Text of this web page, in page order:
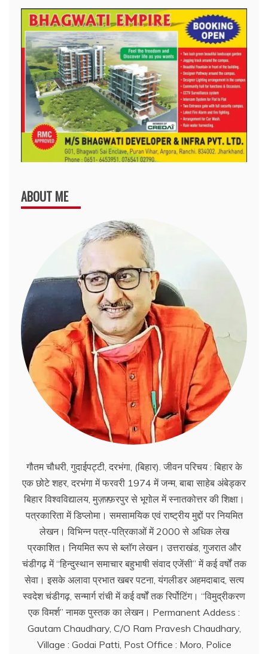
ABOUT ME
गौतम चौधरी, गुदाईपट्टी, दरभंगा, (बिहार). जीवन परिचय : बिहार के
एक छोटे शहर, दरभंगा में फरवरी 1974 में जन्म, बाबा साहेब अंबेड्कर
बिहार विश्वविद्यालय, मुज़फ़्फ़रपुर से भूगोल में स्नातकोत्तर की शिक्षा।
पत्रकारिता में डिप्लोमा। समसामयिक एवं राष्ट्रीय मुद्दों पर नियमित
लेखन। विभिन्न पत्र-पत्रिकाओं में 2000 से अधिक लेख
प्रकाशित। नियमित रूप से ब्लाॅग लेखन। उत्तराखंड, गुजरात और
चंडीगढ़ में ‘‘हिन्दुस्थान समाचार बहुभाषी संवाद एजेंसी’’ में कई वर्षों तक
सेवा। इसके अलावा प्रभात खबर पटना, यंगलीडर अहमदाबाद, सत्य
स्वदेश चंडीगढ़, सन्मार्ग रांची में कई वर्षों तक रिर्पोटिंग। ‘‘विमुद्रीकरण
एक विमर्श’’ नामक पुस्तक का लेखन। Permanent Addess :
Gautam Chaudhary, C/O Ram Pravesh Chaudhary,
Village : Godai Patti, Post Office : Moro, Police